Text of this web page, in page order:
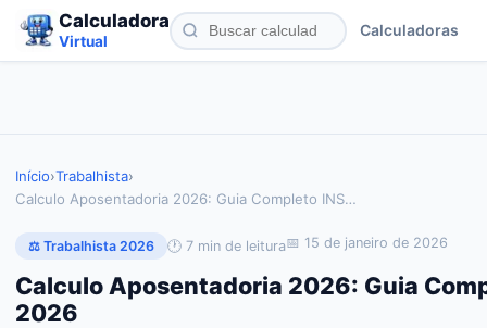
Calculadora
Virtual
Calculadoras
Início›Trabalhista›
Calculo Aposentadoria 2026: Guia Completo INS…
⚖️ Trabalhista 2026 🕐 7 min de leitura📅 15 de janeiro de 2026
Calculo Aposentadoria 2026: Guia
2026